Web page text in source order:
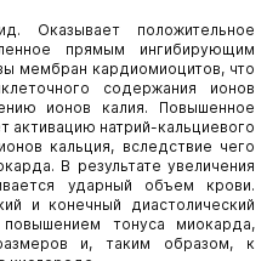
Оказывает положительное
прямым ингибирующим
мембран кардиомиоцитов, что
содержания ионов
ионов калия. Повышенное
активацию натрий-кальциевого
кальция, вследствие чего
В результате увеличения
ударный объем крови.
и конечный диастолический
тонуса миокарда,
и, таким образом, к